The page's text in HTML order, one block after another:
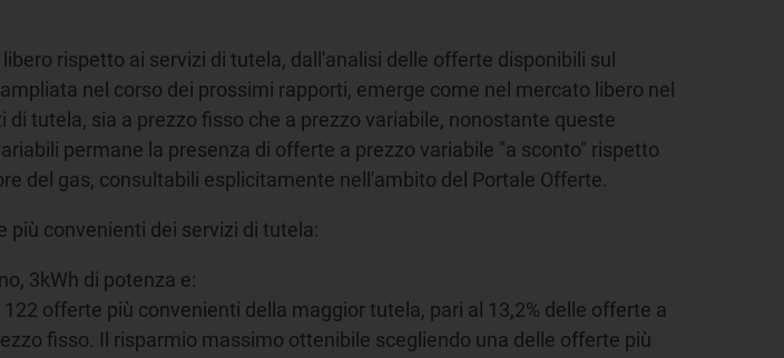
rispetto ai servizi di tutela, dall'analisi delle offerte disponibili sul
nel corso dei prossimi rapporti, emerge come nel mercato libero nel
tutela, sia a prezzo fisso che a prezzo variabile, nonostante queste
permane la presenza di offerte a prezzo variabile "a sconto" rispetto
del gas, consultabili esplicitamente nell'ambito del Portale Offerte.
convenienti dei servizi di tutela:
3kWh di potenza e:
offerte più convenienti della maggior tutela, pari al 13,2% delle offerte a
fisso. Il risparmio massimo ottenibile scegliendo una delle offerte più